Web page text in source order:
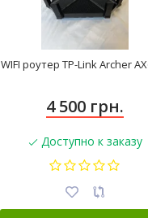
WIFI роутер TP-Link Archer
4 500 грн.
Доступно к заказу